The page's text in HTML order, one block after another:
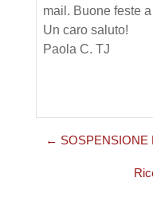
mail. Buone feste
Un caro saluto!
Paola C. TJ
← SOSPENSIONE